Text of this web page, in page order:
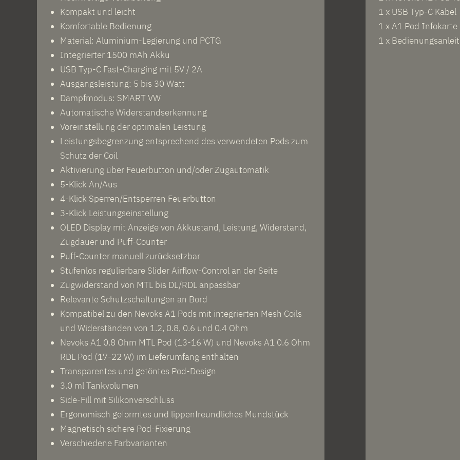
Kompakt und leicht
Komfortable Bedienung
Material: Aluminium-Legierung und PCTG
Integrierter 1500 mAh Akku
USB Typ-C Fast-Charging mit 5V / 2A
Ausgangsleistung: 5 bis 30 Watt
Dampfmodus: SMART VW
Automatische Widerstandserkennung
Voreinstellung der optimalen Leistung
Leistungsbegrenzung entsprechend des verwendeten Pods zum
Schutz der Coil
Aktivierung über Feuerbutton und/oder Zugautomatik
5-Klick An/Aus
4-Klick Sperren/Entsperren Feuerbutton
3-Klick Leistungseinstellung
OLED Display mit Anzeige von Akkustand, Leistung, Widerstand,
Zugdauer und Puff-Counter
Puff-Counter manuell zurücksetzbar
Stufenlos regulierbare Slider Airflow-Control an der Seite
Zugwiderstand von MTL bis DL/RDL anpassbar
Relevante Schutzschaltungen an Bord
Kompatibel zu den Nevoks A1 Pods mit integrierten Mesh Coils
und Widerständen von 1.2, 0.8, 0.6 und 0.4 Ohm
Nevoks A1 0.8 Ohm MTL Pod (13-16 W) und Nevoks A1 0.6 Ohm
RDL Pod (17-22 W) im Lieferumfang enthalten
Transparentes und getöntes Pod-Design
3.0 ml Tankvolumen
Side-Fill mit Silikonverschluss
Ergonomisch geformtes und lippenfreundliches Mundstück
Magnetisch sichere Pod-Fixierung
Verschiedene Farbvarianten
1 x USB Typ-C Kabel
1 x A1 Pod Infokarte
1 x